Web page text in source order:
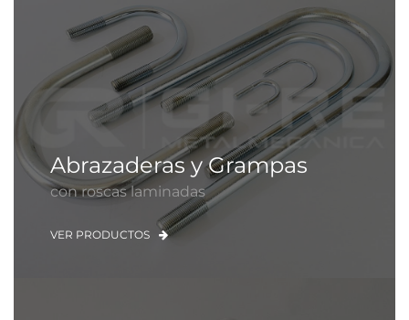
Abrazaderas y Grampas
con roscas laminadas
VER PRODUCTOS